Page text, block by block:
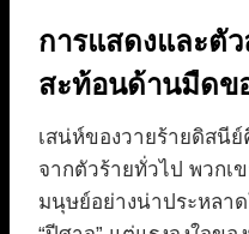
การแสดงและตั
สะท้อนด้านมืดข
เสน่ห์ของวายร้ายดิสนี
จากตัวร้ายทั่วไป พวกเ
มนุษย์อย่างน่าประหลา